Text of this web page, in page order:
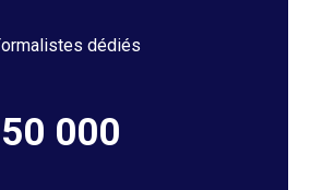
dédiés
50 000